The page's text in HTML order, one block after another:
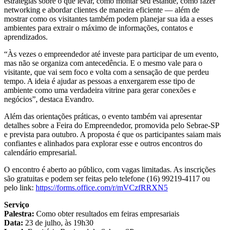
networking e abordar clientes de maneira eficiente — além de
mostrar como os visitantes também podem planejar sua ida a esses
ambientes para extrair o máximo de informações, contatos e
aprendizados.
“Às vezes o empreendedor até investe para participar de um evento,
mas não se organiza com antecedência. E o mesmo vale para o
visitante, que vai sem foco e volta com a sensação de que perdeu
tempo. A ideia é ajudar as pessoas a enxergarem esse tipo de
ambiente como uma verdadeira vitrine para gerar conexões e
negócios”, destaca Evandro.
Além das orientações práticas, o evento também vai apresentar
detalhes sobre a Feira do Empreendedor, promovida pelo Sebrae-SP
e prevista para outubro. A proposta é que os participantes saiam mais
confiantes e alinhados para explorar esse e outros encontros do
calendário empresarial.
O encontro é aberto ao público, com vagas limitadas. As inscrições
são gratuitas e podem ser feitas pelo telefone (16) 99219-4117 ou
pelo link: https://forms.office.com/r/mVCzfRRXN5
Serviço
Palestra: Como obter resultados em feiras empresariais
Data: 23 de julho, às 19h30